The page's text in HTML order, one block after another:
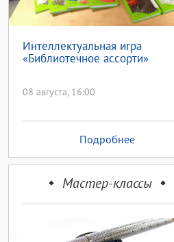
Интеллектуальная игра
«Библиотечное ассорти»
08 августа, 16:00
Подробнее
Мастер-классы